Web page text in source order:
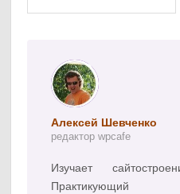
Алексей Шевченко
редактор wpcafe
Изучает